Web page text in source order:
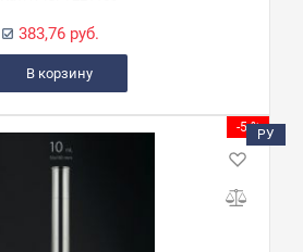
383,76 руб.
В корзину
-5 %РУ